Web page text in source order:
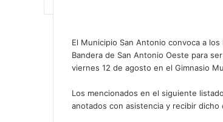
e
b
o
k
t
s
A
p
e
g
r
m
p
a
r
i
r
El Municipio San Antonio convoca a
Bandera de San Antonio Oeste para
viernes 12 de agosto en el Gimnasio
Los mencionados en el siguiente
anotados con asistencia y recibir dicho